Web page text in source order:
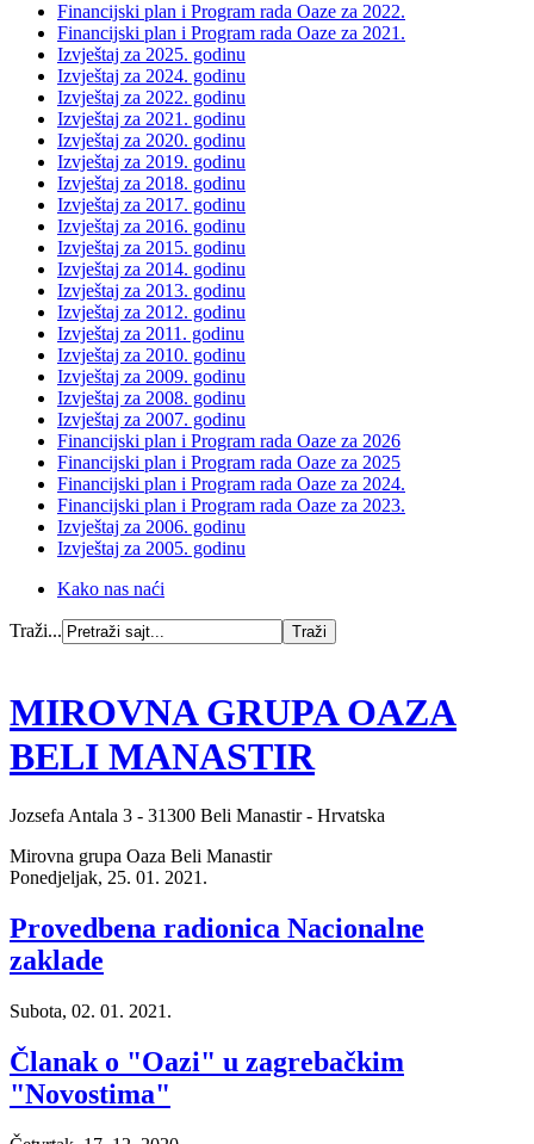
Financijski plan i Program rada Oaze za 2022.
Financijski plan i Program rada Oaze za 2021.
Izvještaj za 2025. godinu
Izvještaj za 2024. godinu
Izvještaj za 2022. godinu
Izvještaj za 2021. godinu
Izvještaj za 2020. godinu
Izvještaj za 2019. godinu
Izvještaj za 2018. godinu
Izvještaj za 2017. godinu
Izvještaj za 2016. godinu
Izvještaj za 2015. godinu
Izvještaj za 2014. godinu
Izvještaj za 2013. godinu
Izvještaj za 2012. godinu
Izvještaj za 2011. godinu
Izvještaj za 2010. godinu
Izvještaj za 2009. godinu
Izvještaj za 2008. godinu
Izvještaj za 2007. godinu
Financijski plan i Program rada Oaze za 2026
Financijski plan i Program rada Oaze za 2025
Financijski plan i Program rada Oaze za 2024.
Financijski plan i Program rada Oaze za 2023.
Izvještaj za 2006. godinu
Izvještaj za 2005. godinu
Kako nas naći
Traži...
MIROVNA GRUPA OAZA
BELI MANASTIR
Jozsefa Antala 3 - 31300 Beli Manastir - Hrvatska
Mirovna grupa Oaza Beli Manastir
Ponedjeljak, 25. 01. 2021.
Provedbena radionica Nacionalne
zaklade
Subota, 02. 01. 2021.
Članak o "Oazi" u zagrebačkim
"Novostima"